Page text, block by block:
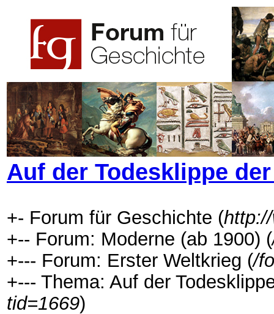
Auf der Todesklippe
+- Forum für Geschichte (
+-- Forum: Moderne (ab 1900) (
+--- Forum: Erster Weltkrieg (/
+--- Thema: Auf der
tid=1669)